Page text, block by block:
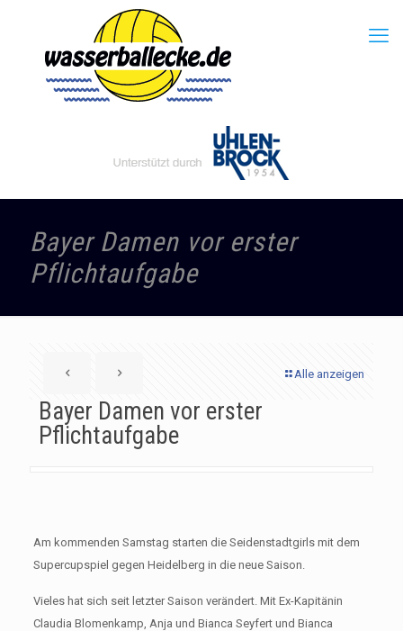
Bayer Damen vor erster
Pflichtaufgabe
Alle anzeigen
Bayer Damen vor erster
Pflichtaufgabe
Am kommenden Samstag starten die Seidenstadtgirls mit dem
Supercupspiel gegen Heidelberg in die neue Saison.
Vieles hat sich seit letzter Saison verändert. Mit Ex-Kapitänin
Claudia Blomenkamp, Anja und Bianca Seyfert und Bianca